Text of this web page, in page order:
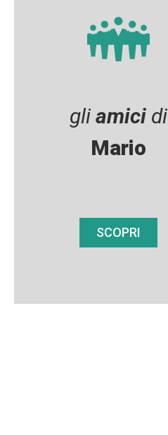
gli amici di
Mario
SCOPRI